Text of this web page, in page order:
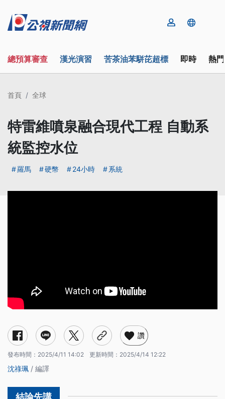
總預算審查 漢光演習 苦茶油苯駢芘超標 即時 熱
首頁 全球
特雷維噴泉融合現代工程 自動系
統監控水位
羅馬 硬幣 24小時 系統
讚
發布時間： 2025/4/11 14:02 更新時間： 2025/4/14 12:22
沈祿珮 / 編譯